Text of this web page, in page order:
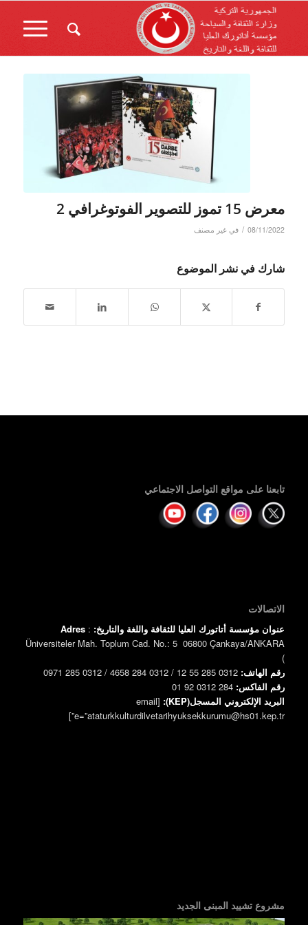
معرض 15 تموز للتصوير الفوتوغرافي 2
08/11/2022
/ في غير مصنف
شارك في نشر الموضوع
تابعنا على مواقع التواصل الاجتماعي
الاتصالات
عنوان مؤسسة أتاتورك العليا للثقافة واللغة والتاريخ:
Adres :
Üniversiteler Mah. Toplum Cad. No.: 5 06800 Çankaya/ANKARA
)
رقم الهاتف:
رقم الفاكس:
البريد الإلكتروني المسجل(KEP):
[email
e=”ataturkkulturdilvetarihyuksekkurumu@hs01.kep.tr”]
مشروع تشييد المبنى الجديد